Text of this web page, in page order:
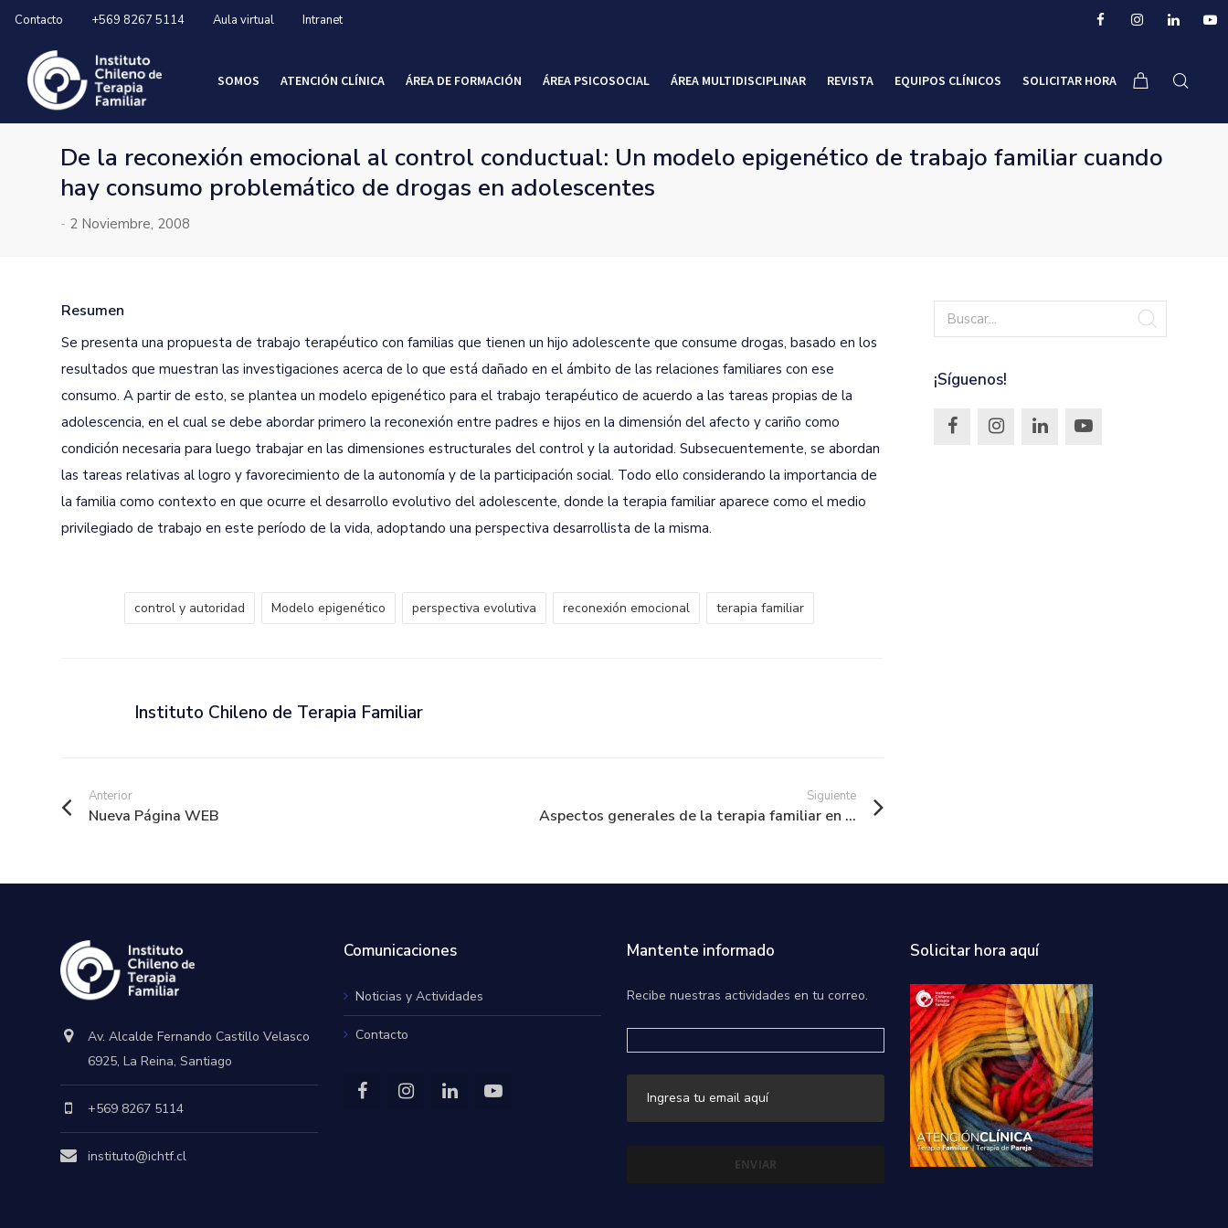
Contacto +569 8267 5114 Aula virtual Intranet
SOMOS ATENCIÓN CLÍNICA ÁREA DE FORMACIÓN ÁREA PSICOSOCIAL ÁREA MULTIDISCIPLINAR REVISTA EQUIPOS CLÍNICOS SOLICITAR HORA
De la reconexión emocional al control conductual: Un modelo epigenético de trabajo familiar cuando
hay consumo problemático de drogas en adolescentes
- 2 Noviembre, 2008
Resumen
Se presenta una propuesta de trabajo terapéutico con familias que tienen un hijo adolescente que consume drogas, basado en los
resultados que muestran las investigaciones acerca de lo que está dañado en el ámbito de las relaciones familiares con ese
consumo. A partir de esto, se plantea un modelo epigenético para el trabajo terapéutico de acuerdo a las tareas propias de la
adolescencia, en el cual se debe abordar primero la reconexión entre padres e hijos en la dimensión del afecto y cariño como
condición necesaria para luego trabajar en las dimensiones estructurales del control y la autoridad. Subsecuentemente, se abordan
las tareas relativas al logro y favorecimiento de la autonomía y de la participación social. Todo ello considerando la importancia de
la familia como contexto en que ocurre el desarrollo evolutivo del adolescente, donde la terapia familiar aparece como el medio
privilegiado de trabajo en este período de la vida, adoptando una perspectiva desarrollista de la misma.
control y autoridad Modelo epigenético perspectiva evolutiva reconexión emocional terapia familiar
Instituto Chileno de Terapia Familiar
Anterior
Nueva Página WEB
Siguiente
Aspectos generales de la terapia familiar en ...
¡Síguenos!
Av. Alcalde Fernando Castillo Velasco
6925, La Reina, Santiago
+569 8267 5114
instituto@ichtf.cl
Comunicaciones
Noticias y Actividades
Contacto
Mantente informado
Recibe nuestras actividades en tu correo.
Solicitar hora aquí